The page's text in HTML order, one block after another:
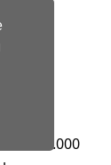
von 35.000